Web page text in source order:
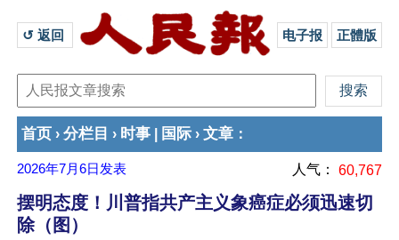
↺ 返回 电子报 正體版
首页 › 分栏目 › 时事 国际 › 文章 ：
2026年7月6日 发表 人气： 60,767
摆明态度！川普指共产主义象癌症必须迅速切
除（图）